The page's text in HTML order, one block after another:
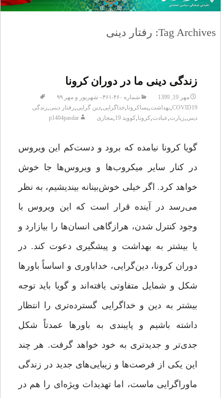
Tag Archives: رفتار دینی
زندگی دینی ما در دوران کرونا
مهر 19, 1399
شماره ۴۶۰-۴۶۱– شهریور و مهر ۹۹
COVID19
,بهداشت,پساکرونا,خداگرایی,دین گرایی,رفتار دینی,زندگی
دینی,زیارت,عبادت,کرونا,کووید 19 ,مجازی p1404pasdar
گویا کرونا نیامده که برود و دست‌کم این ویروس
در کنار سایر میکروب‌ها و ویروس‌ها جا خوش
خواهد کرد. اگر خیلی خوش‌بینانه بیندیشیم، به نظر
می‌رسد در آینده قرار است که این ویروس با
وجود کنترل شدن، هرازگاهی انسان‌ها را بیازارد و
یا بیشتر به بهداشت و پیشگیری دعوت کند. در
دوران کرونا، دین‌گرایی، خداباوری و اساساً باورها
شکل و شمایل متفاوتی یافته‌اند و گویا باید توجه
بیشتر به دین و خداگرایی گسترده‌تری را انتظار
داشته باشیم و پایبندی به باورها عمدتاً شکل
جدی‌تر و جدیدتری به خود خواهد گرفت. هر چند
این یکی از فرصت‌ها و زیبایی‌های جدید در زندگی
ماوراگرایی ماست، اما تهدیدات ویژه‌ای را هم در